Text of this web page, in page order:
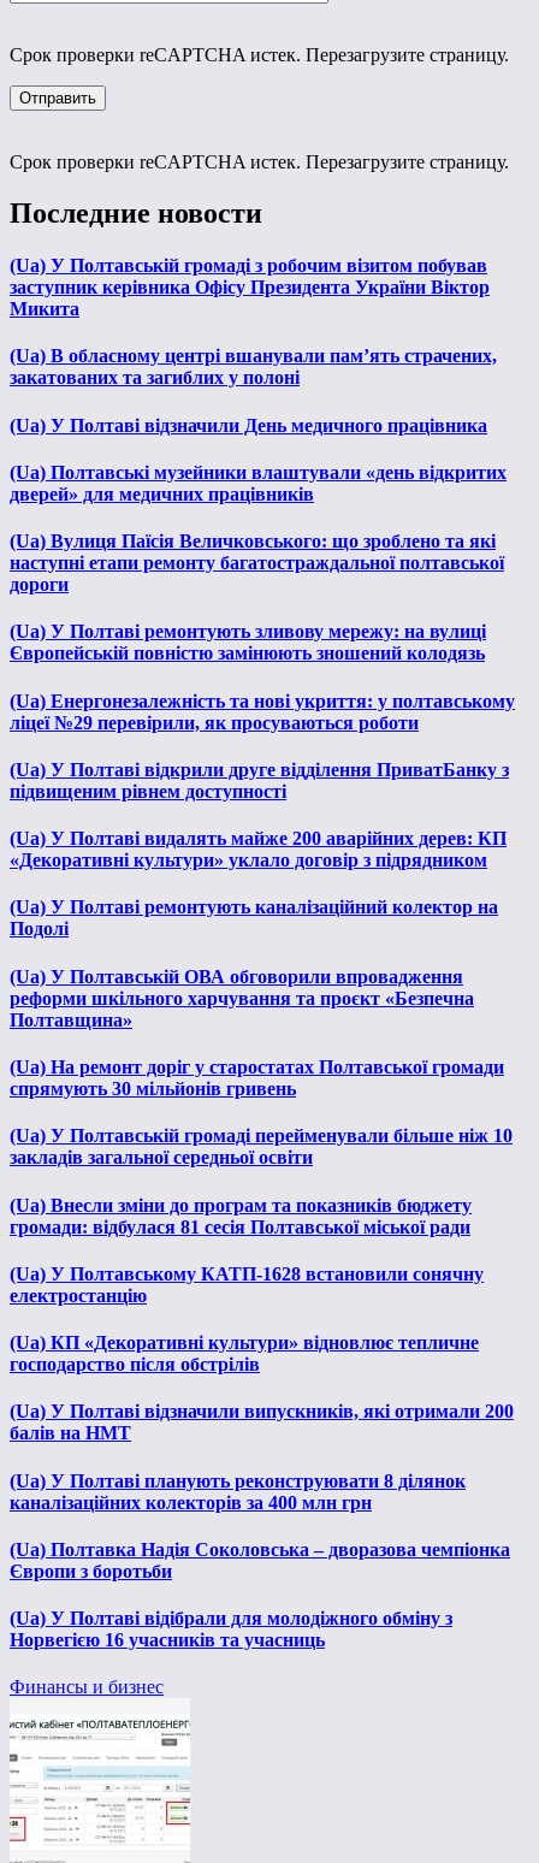
Срок проверки reCAPTCHA истек. Перезагрузите страницу.
Срок проверки reCAPTCHA истек. Перезагрузите страницу.
Последние новости
(Ua) У Полтавській громаді з робочим візитом побував
заступник керівника Офісу Президента України Віктор
Микита
(Ua) В обласному центрі вшанували пам’ять страчених,
закатованих та загиблих у полоні
(Ua) У Полтаві відзначили День медичного працівника
(Ua) Полтавські музейники влаштували «день відкритих
дверей» для медичних працівників
(Ua) Вулиця Паїсія Величковського: що зроблено та які
наступні етапи ремонту багатостраждальної полтавської
дороги
(Ua) У Полтаві ремонтують зливову мережу: на вулиці
Європейській повністю замінюють зношений колодязь
(Ua) Енергонезалежність та нові укриття: у полтавському
ліцеї №29 перевірили, як просуваються роботи
(Ua) У Полтаві відкрили друге відділення ПриватБанку з
підвищеним рівнем доступності
(Ua) У Полтаві видалять майже 200 аварійних дерев: КП
«Декоративні культури» уклало договір з підрядником
(Ua) У Полтаві ремонтують каналізаційний колектор на
Подолі
(Ua) У Полтавській ОВА обговорили впровадження
реформи шкільного харчування та проєкт «Безпечна
Полтавщина»
(Ua) На ремонт доріг у старостатах Полтавської громади
спрямують 30 мільйонів гривень
(Ua) У Полтавській громаді перейменували більше ніж 10
закладів загальної середньої освіти
(Ua) Внесли зміни до програм та показників бюджету
громади: відбулася 81 сесія Полтавської міської ради
(Ua) У Полтавському КАТП-1628 встановили сонячну
електростанцію
(Ua) КП «Декоративні культури» відновлює тепличне
господарство після обстрілів
(Ua) У Полтаві відзначили випускників, які отримали 200
балів на НМТ
(Ua) У Полтаві планують реконструювати 8 ділянок
каналізаційних колекторів за 400 млн грн
(Ua) Полтавка Надія Соколовська – дворазова чемпіонка
Європи з боротьби
(Ua) У Полтаві відібрали для молодіжного обміну з
Норвегією 16 учасників та учасниць
Финансы и бизнес